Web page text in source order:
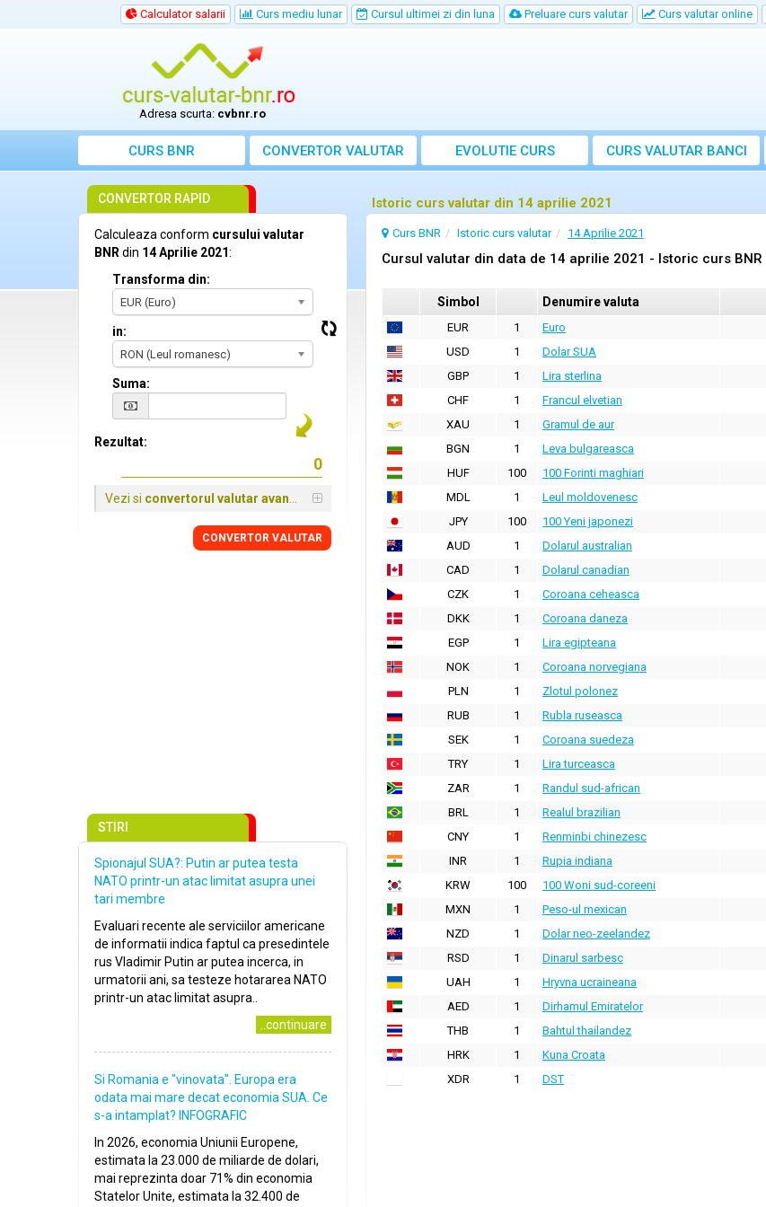
Calculator salarii Curs mediu lunar Cursul ultimei zi din luna Preluare curs valutar Curs valutar online
Adresa scurta: cvbnr.ro
CURS BNR CONVERTOR VALUTAR EVOLUTIE CURS CURS VALUTAR BANCI
Istoric curs valutar din 14 aprilie 2021
Curs BNR Istoric curs valutar 14 Aprilie 2021
Cursul valutar din data de 14 aprilie 2021 - Istoric curs BNR
Simbol Denumire valuta
EUR 1 Euro
USD
1 Dolar SUA
GBP
1 Lira sterlina
CHF
1 Francul elvetian
XAU
1 Gramul de aur
BGN
1 Leva bulgareasca
HUF
100 100 Forinti maghiari
MDL
1 Leul moldovenesc
JPY
100 100 Yeni japonezi
AUD
1 Dolarul australian
CAD
1 Dolarul canadian
CZK
1 Coroana ceheasca
DKK
1 Coroana daneza
EGP
1 Lira egipteana
NOK
1 Coroana norvegiana
PLN
1 Zlotul polonez
RUB
1 Rubla ruseasca
SEK
1 Coroana suedeza
TRY
1 Lira turceasca
ZAR
1 Randul sud-african
BRL
1 Realul brazilian
CNY
1 Renminbi chinezesc
INR
1 Rupia indiana
KRW
100 100 Woni sud-coreeni
MXN
1 Peso-ul mexican
NZD
1 Dolar neo-zeelandez
RSD
1 Dinarul sarbesc
UAH
1 Hryvna ucraineana
AED
1 Dirhamul Emiratelor
THB
1 Bahtul thailandez
HRK
1 Kuna Croata
XDR
1 DST
CONVERTOR RAPID
Calculeaza conform cursului valutar
BNR din 14 Aprilie 2021:
Transforma din:
EUR (Euro)
in:
RON (Leul romanesc)
Suma:
Rezultat:
Vezi si convertorul valutar avansat
CONVERTOR VALUTAR
STIRI
Spionajul SUA?: Putin ar putea testa
NATO printr-un atac limitat asupra unei
tari membre
Evaluari recente ale serviciilor americane
de informatii indica faptul ca presedintele
rus Vladimir Putin ar putea incerca, in
urmatorii ani, sa testeze hotararea NATO
printr-un atac limitat asupra..
..continuare
Si Romania e "vinovata". Europa era
odata mai mare decat economia SUA. Ce
s-a intamplat? INFOGRAFIC
In 2026, economia Uniunii Europene,
estimata la 23.000 de miliarde de dolari,
mai reprezinta doar 71% din economia
Statelor Unite, estimata la 32.400 de